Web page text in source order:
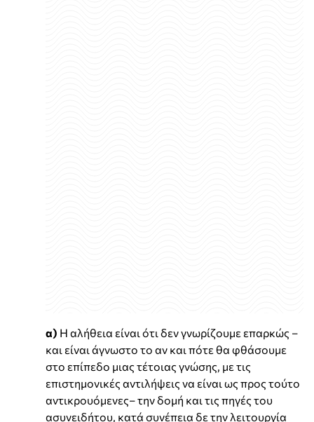
α) Η αλήθεια είναι ότι δεν γνωρίζουμε επαρκώς –
και είναι άγνωστο το αν και πότε θα φθάσουμε
στο επίπεδο μιας τέτοιας γνώσης, με τις
επιστημονικές αντιλήψεις να είναι ως προς τούτο
αντικρουόμενες– την δομή και τις πηγές του
ασυνειδήτου, κατά συνέπεια δε την λειτουργία